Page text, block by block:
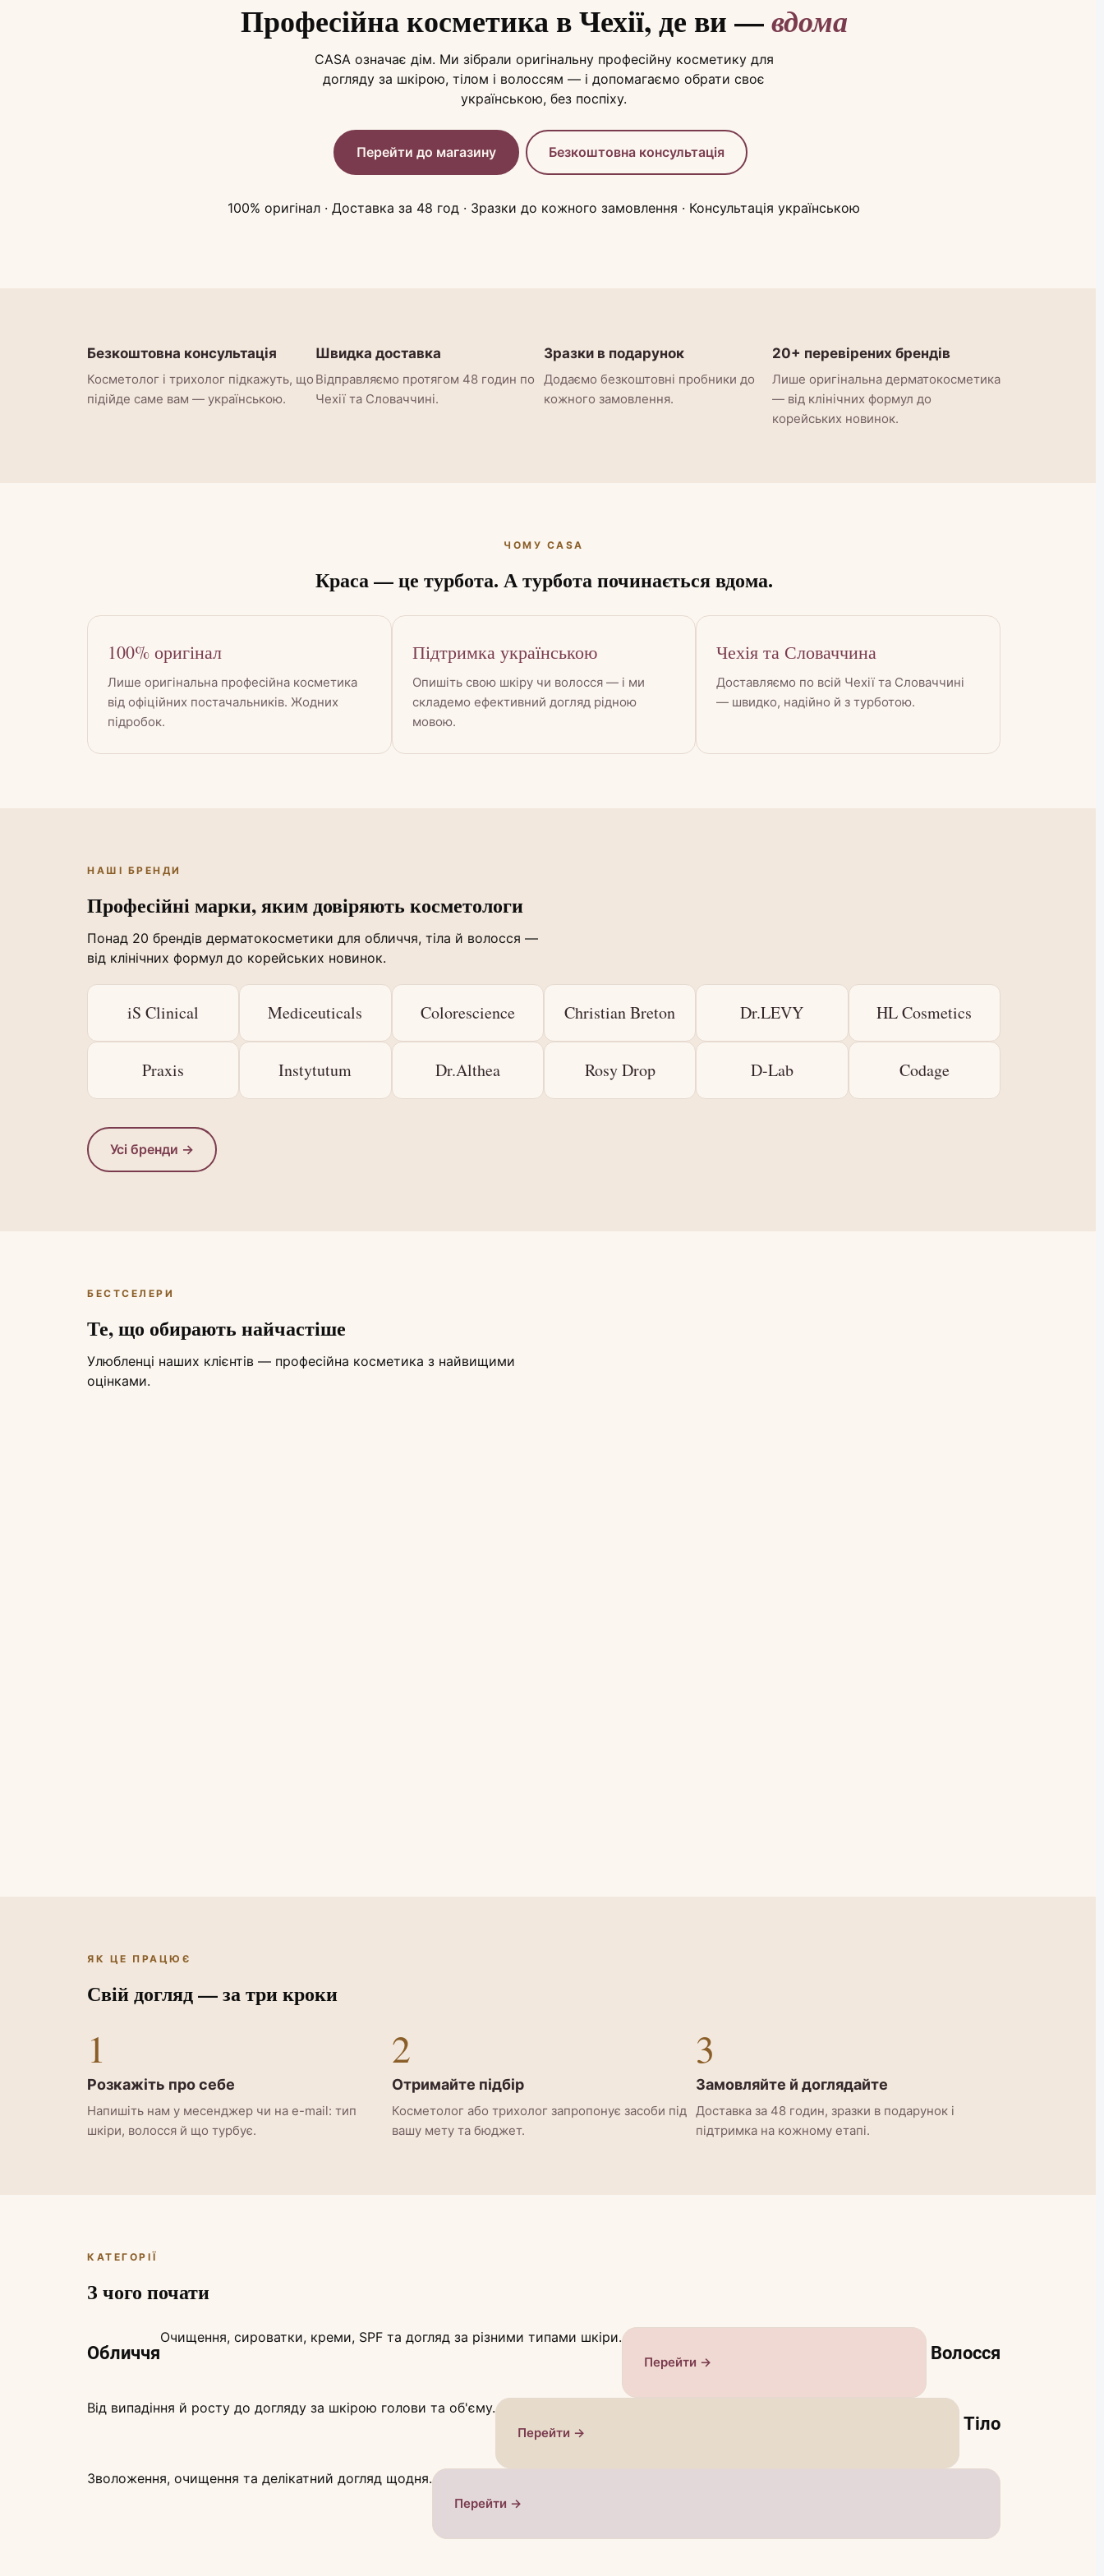
Професійна косметика в Чехії, де ви —вдома
CASA означає дім. Ми зібрали оригінальну професійну косметику для
догляду за шкірою, тілом і волоссям — і допомагаємо обрати своє
українською, без поспіху.
Перейти до магазину Безкоштовна консультація
100% оригінал · Доставка за 48 год · Зразки до кожного замовлення · Консультація українською
Безкоштовна консультація
Косметолог і трихолог підкажуть, що
підійде саме вам — українською.
Швидка доставка
Відправляємо протягом 48 годин по
Чехії та Словаччині.
Зразки в подарунок
Додаємо безкоштовні пробники до
кожного замовлення.
20+ перевірених брендів
Лише оригінальна дерматокосметика
— від клінічних формул до
корейських новинок.
ЧОМУ CASA
Краса — це турбота. А турбота починається вдома.
100% оригінал
Лише оригінальна професійна косметика
від офіційних постачальників. Жодних
підробок.
Підтримка українською
Опишіть свою шкіру чи волосся — і ми
складемо ефективний догляд рідною
мовою.
Чехія та Словаччина
Доставляємо по всій Чехії та Словаччині
— швидко, надійно й з турботою.
НАШІ БРЕНДИ
Професійні марки, яким довіряють косметологи
Понад 20 брендів дерматокосметики для обличчя, тіла й волосся —
від клінічних формул до корейських новинок.
iS Clinical Mediceuticals Colorescience Christian Breton Dr.LEVY HL Cosmetics
Praxis Instytutum Dr.Althea Rosy Drop D-Lab Codage
Усі бренди →
БЕСТСЕЛЕРИ
Те, що обирають найчастіше
Улюбленці наших клієнтів — професійна косметика з найвищими
оцінками.
ЯК ЦЕ ПРАЦЮЄ
Свій догляд — за три кроки
1
Розкажіть про себе
Напишіть нам у месенджер чи на e-mail: тип
шкіри, волосся й що турбує.
2
Отримайте підбір
Косметолог або трихолог запропонує засоби під
вашу мету та бюджет.
3
Замовляйте й доглядайте
Доставка за 48 годин, зразки в подарунок і
підтримка на кожному етапі.
КАТЕГОРІЇ
З чого почати
Обличчя
Очищення, сироватки, креми, SPF та догляд за різними типами шкіри.
Перейти → Волосся
Від випадіння й росту до догляду за шкірою голови та об'єму.
Перейти → Тіло
Зволоження, очищення та делікатний догляд щодня.
Перейти →